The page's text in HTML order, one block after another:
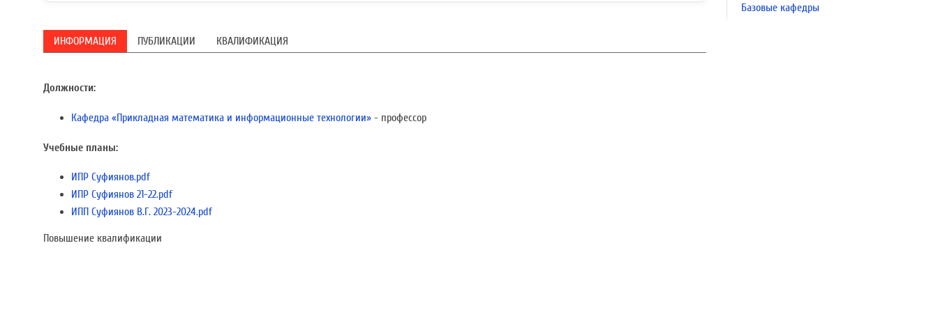
ИНФОРМАЦИЯ ПУБЛИКАЦИИ КВАЛИФИКАЦИЯ
Должности:
Кафедра «Прикладная математика и информационные технологии» - профессор
Учебные планы:
ИПР Суфиянов.pdf
ИПР Суфиянов 21-22.pdf
ИПП Суфиянов В.Г. 2023-2024.pdf
Повышение квалификации
Базовые кафедры